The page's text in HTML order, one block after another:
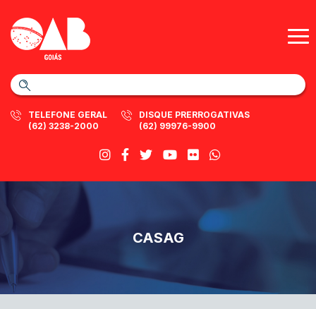
TELEFONE GERAL
(62) 3238-2000
DISQUE PRERROGATIVAS
(62) 99976-9900
CASAG